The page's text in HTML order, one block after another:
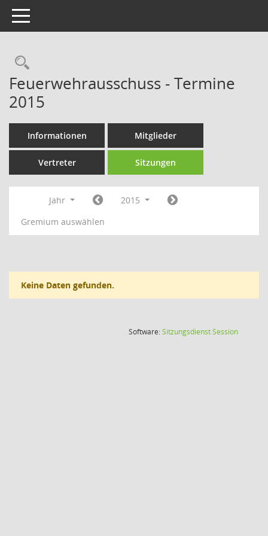
Toggle navigation
Rechercheauswahl
Feuerwehrausschuss - Termine
2015
Informationen Mitglieder
Vertreter Sitzungen
Jahr
2015
Gremium auswählen
Keine Daten gefunden.
Software:SitzungsdienstSession(Wird in